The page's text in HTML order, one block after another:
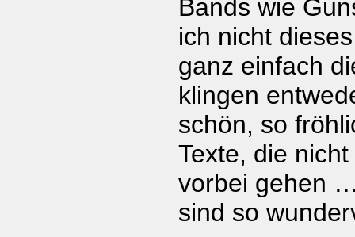
Bands wie
ich nicht
ganz einfach
klingen
schön, so
Texte, die
vorbei gehen
sind so